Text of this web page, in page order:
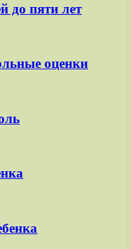
до пяти лет
оценки